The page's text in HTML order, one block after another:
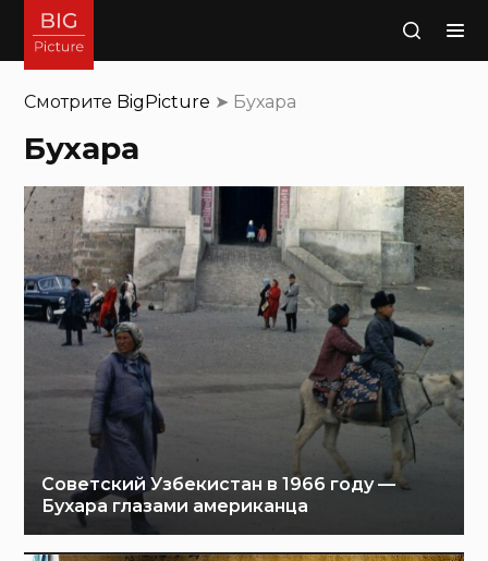
Поиск
Смотрите BigPicture ➤ Бухара
Бухара
Советский Узбекистан в 1966 году —
Бухара глазами американца